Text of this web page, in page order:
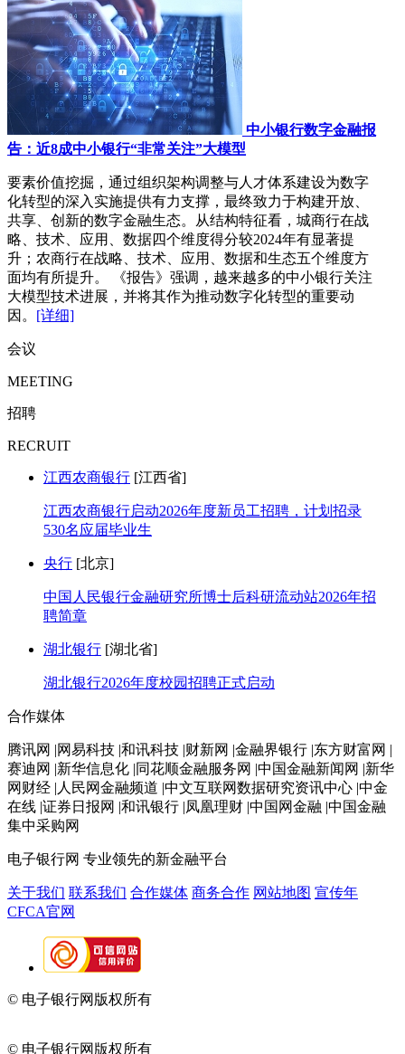
中小银行数字金融报
告：近8成中小银行“非常关注”大模型
要素价值挖掘，通过组织架构调整与人才体系建设为数字
化转型的深入实施提供有力支撑，最终致力于构建开放、
共享、创新的数字金融生态。从结构特征看，城商行在战
略、技术、应用、数据四个维度得分较2024年有显著提
升；农商行在战略、技术、应用、数据和生态五个维度方
面均有所提升。 《报告》强调，越来越多的中小银行关注
大模型技术进展，并将其作为推动数字化转型的重要动
因。 [详细]
会议
MEETING
招聘
RECRUIT
江西农商银行 [江西省]
江西农商银行启动2026年度新员工招聘，计划招录
530名应届毕业生
央行 [北京]
中国人民银行金融研究所博士后科研流动站2026年招
聘简章
湖北银行 [湖北省]
湖北银行2026年度校园招聘正式启动
合作媒体
腾讯网 |网易科技 |和讯科技 |财新网 |金融界银行 |东方财富网 |
赛迪网 |新华信息化 |同花顺金融服务网 |中国金融新闻网 |新华
网财经 |人民网金融频道 |中文互联网数据研究资讯中心 |中金
在线 |证券日报网 |和讯银行 |凤凰理财 |中国网金融 |中国金融
集中采购网
电子银行网 专业领先的新金融平台
关于我们 联系我们 合作媒体 商务合作 网站地图 宣传年
CFCA官网
© 电子银行网版权所有
© 电子银行网版权所有